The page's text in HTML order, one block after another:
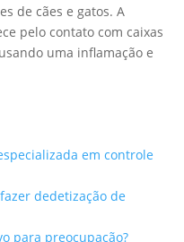
de cães e gatos. A
pelo contato com caixas
uma inflamação e
em controle
dedetização de
para preocupação?